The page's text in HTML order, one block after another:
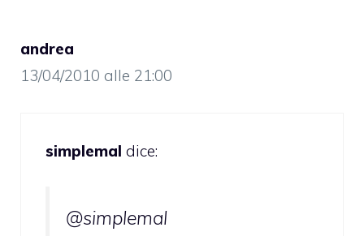
andrea
13/04/2010 alle 21:00
simplemal dice:
@simplemal